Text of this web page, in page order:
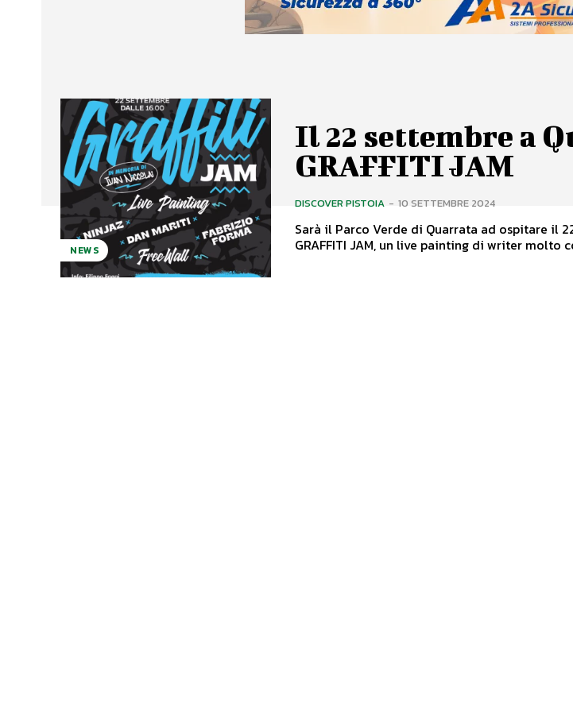
NEWS
Il 22 settembre a
GRAFFITI JAM
DISCOVER PISTOIA - 10 SETTEMBRE 2024
Sarà il Parco Verde di Quarrata ad ospitare il
GRAFFITI JAM, un live painting di writer